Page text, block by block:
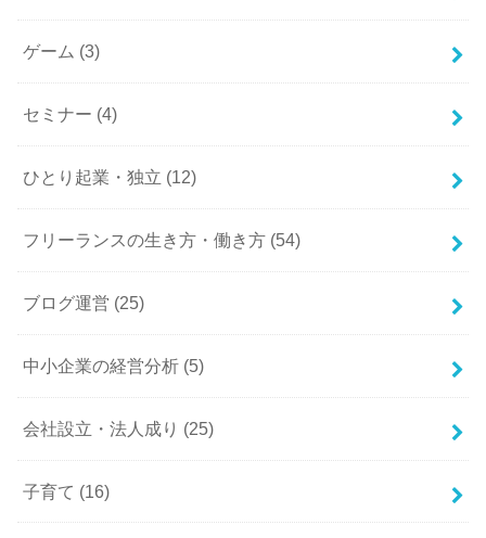
ゲーム (3)
セミナー (4)
ひとり起業・独立 (12)
フリーランスの生き方・働き方 (54)
ブログ運営 (25)
中小企業の経営分析 (5)
会社設立・法人成り (25)
子育て (16)